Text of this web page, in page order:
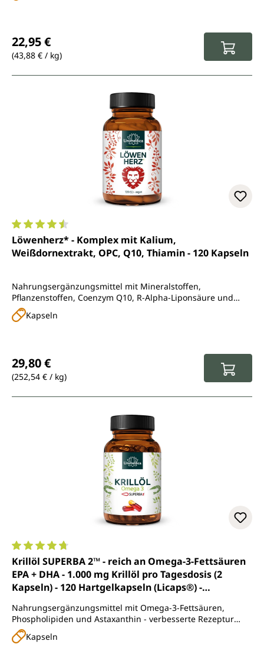
22,95 €
(43,88 € / kg)
Durchschnittliche Bewertung von 4.5 von 5 Sternen
Löwenherz* - Komplex mit Kalium,
Weißdornextrakt, OPC, Q10, Thiamin - 120 Kapseln
Nahrungsergänzungsmittel mit Mineralstoffen,
Pflanzenstoffen, Coenzym Q10, R-Alpha-Liponsäure und
Vitaminen
Kapseln
29,80 €
(252,54 € / kg)
Durchschnittliche Bewertung von 4.7 von 5 Sternen
Krillöl SUPERBA 2™ - reich an Omega-3-Fettsäuren
EPA + DHA - 1.000 mg Krillöl pro Tagesdosis (2
Kapseln) - 120 Hartgelkapseln (Licaps®) -
Nahrungsergänzungsmittel mit Omega-3-Fettsäuren,
Phospholipiden und Astaxanthin - verbesserte Rezeptur
ohne Aromen
Kapseln